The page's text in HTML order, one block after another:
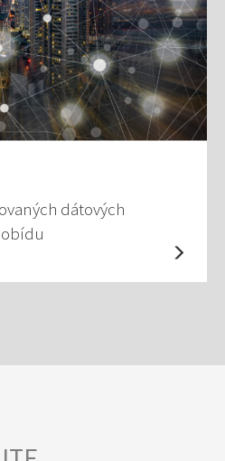
dátových